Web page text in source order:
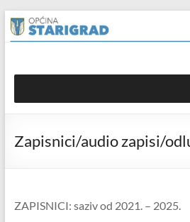
content
Skip
to
content
Općina
Starigrad
mrežna
Zapisnici/audio zapisi/
ZAPISNICI: saziv od 2021. – 2025.